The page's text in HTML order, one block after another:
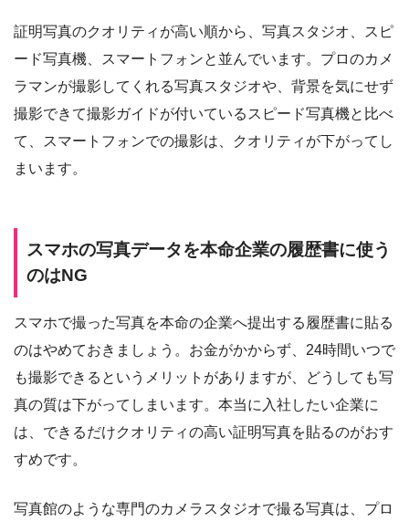
証明写真のクオリティが高い順から、写真スタジオ、スピ
ード写真機、スマートフォンと並んでいます。プロのカメ
ラマンが撮影してくれる写真スタジオや、背景を気にせず
撮影できて撮影ガイドが付いているスピード写真機と比べ
て、スマートフォンでの撮影は、クオリティが下がってし
まいます。
スマホの写真データを本命企業の履歴書に使う
のはNG
スマホで撮った写真を本命の企業へ提出する履歴書に貼る
のはやめておきましょう。お金がかからず、24時間いつで
も撮影できるというメリットがありますが、どうしても写
真の質は下がってしまいます。本当に入社したい企業に
は、できるだけクオリティの高い証明写真を貼るのがおす
すめです。
写真館のような専門のカメラスタジオで撮る写真は、プロ